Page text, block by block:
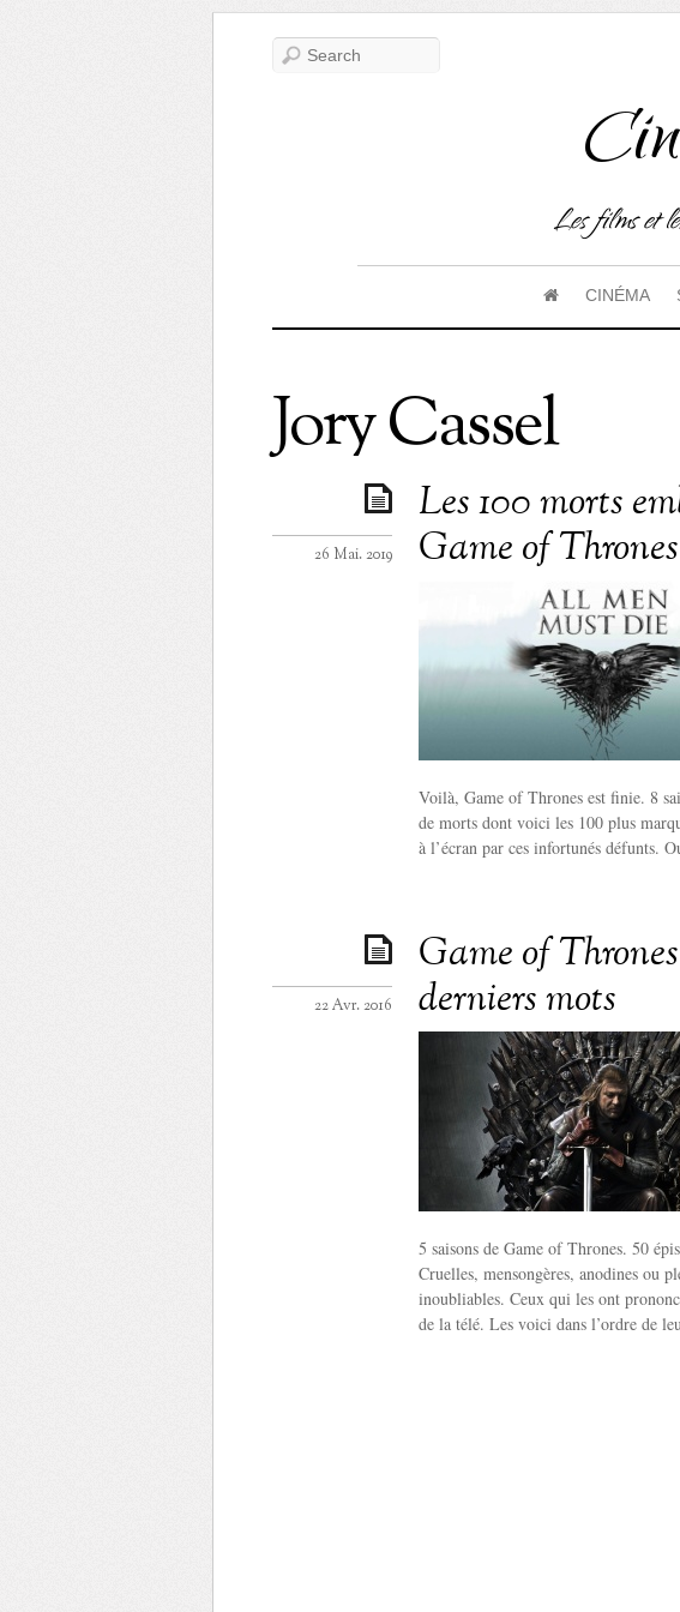
Les films et
CINÉMA
Jory Cassel
Les 100 morts
Game of Thrones
26 Mai. 2019
Voilà, Game of Thrones est finie. 8
de morts dont voici les 100 plus
à l’écran par ces infortunés défunts.
Game of
derniers mots
22 Avr. 2016
5 saisons de Game of Thrones. 50
Cruelles, mensongères, anodines ou
inoubliables. Ceux qui les ont
de la télé. Les voici dans l’ordre de